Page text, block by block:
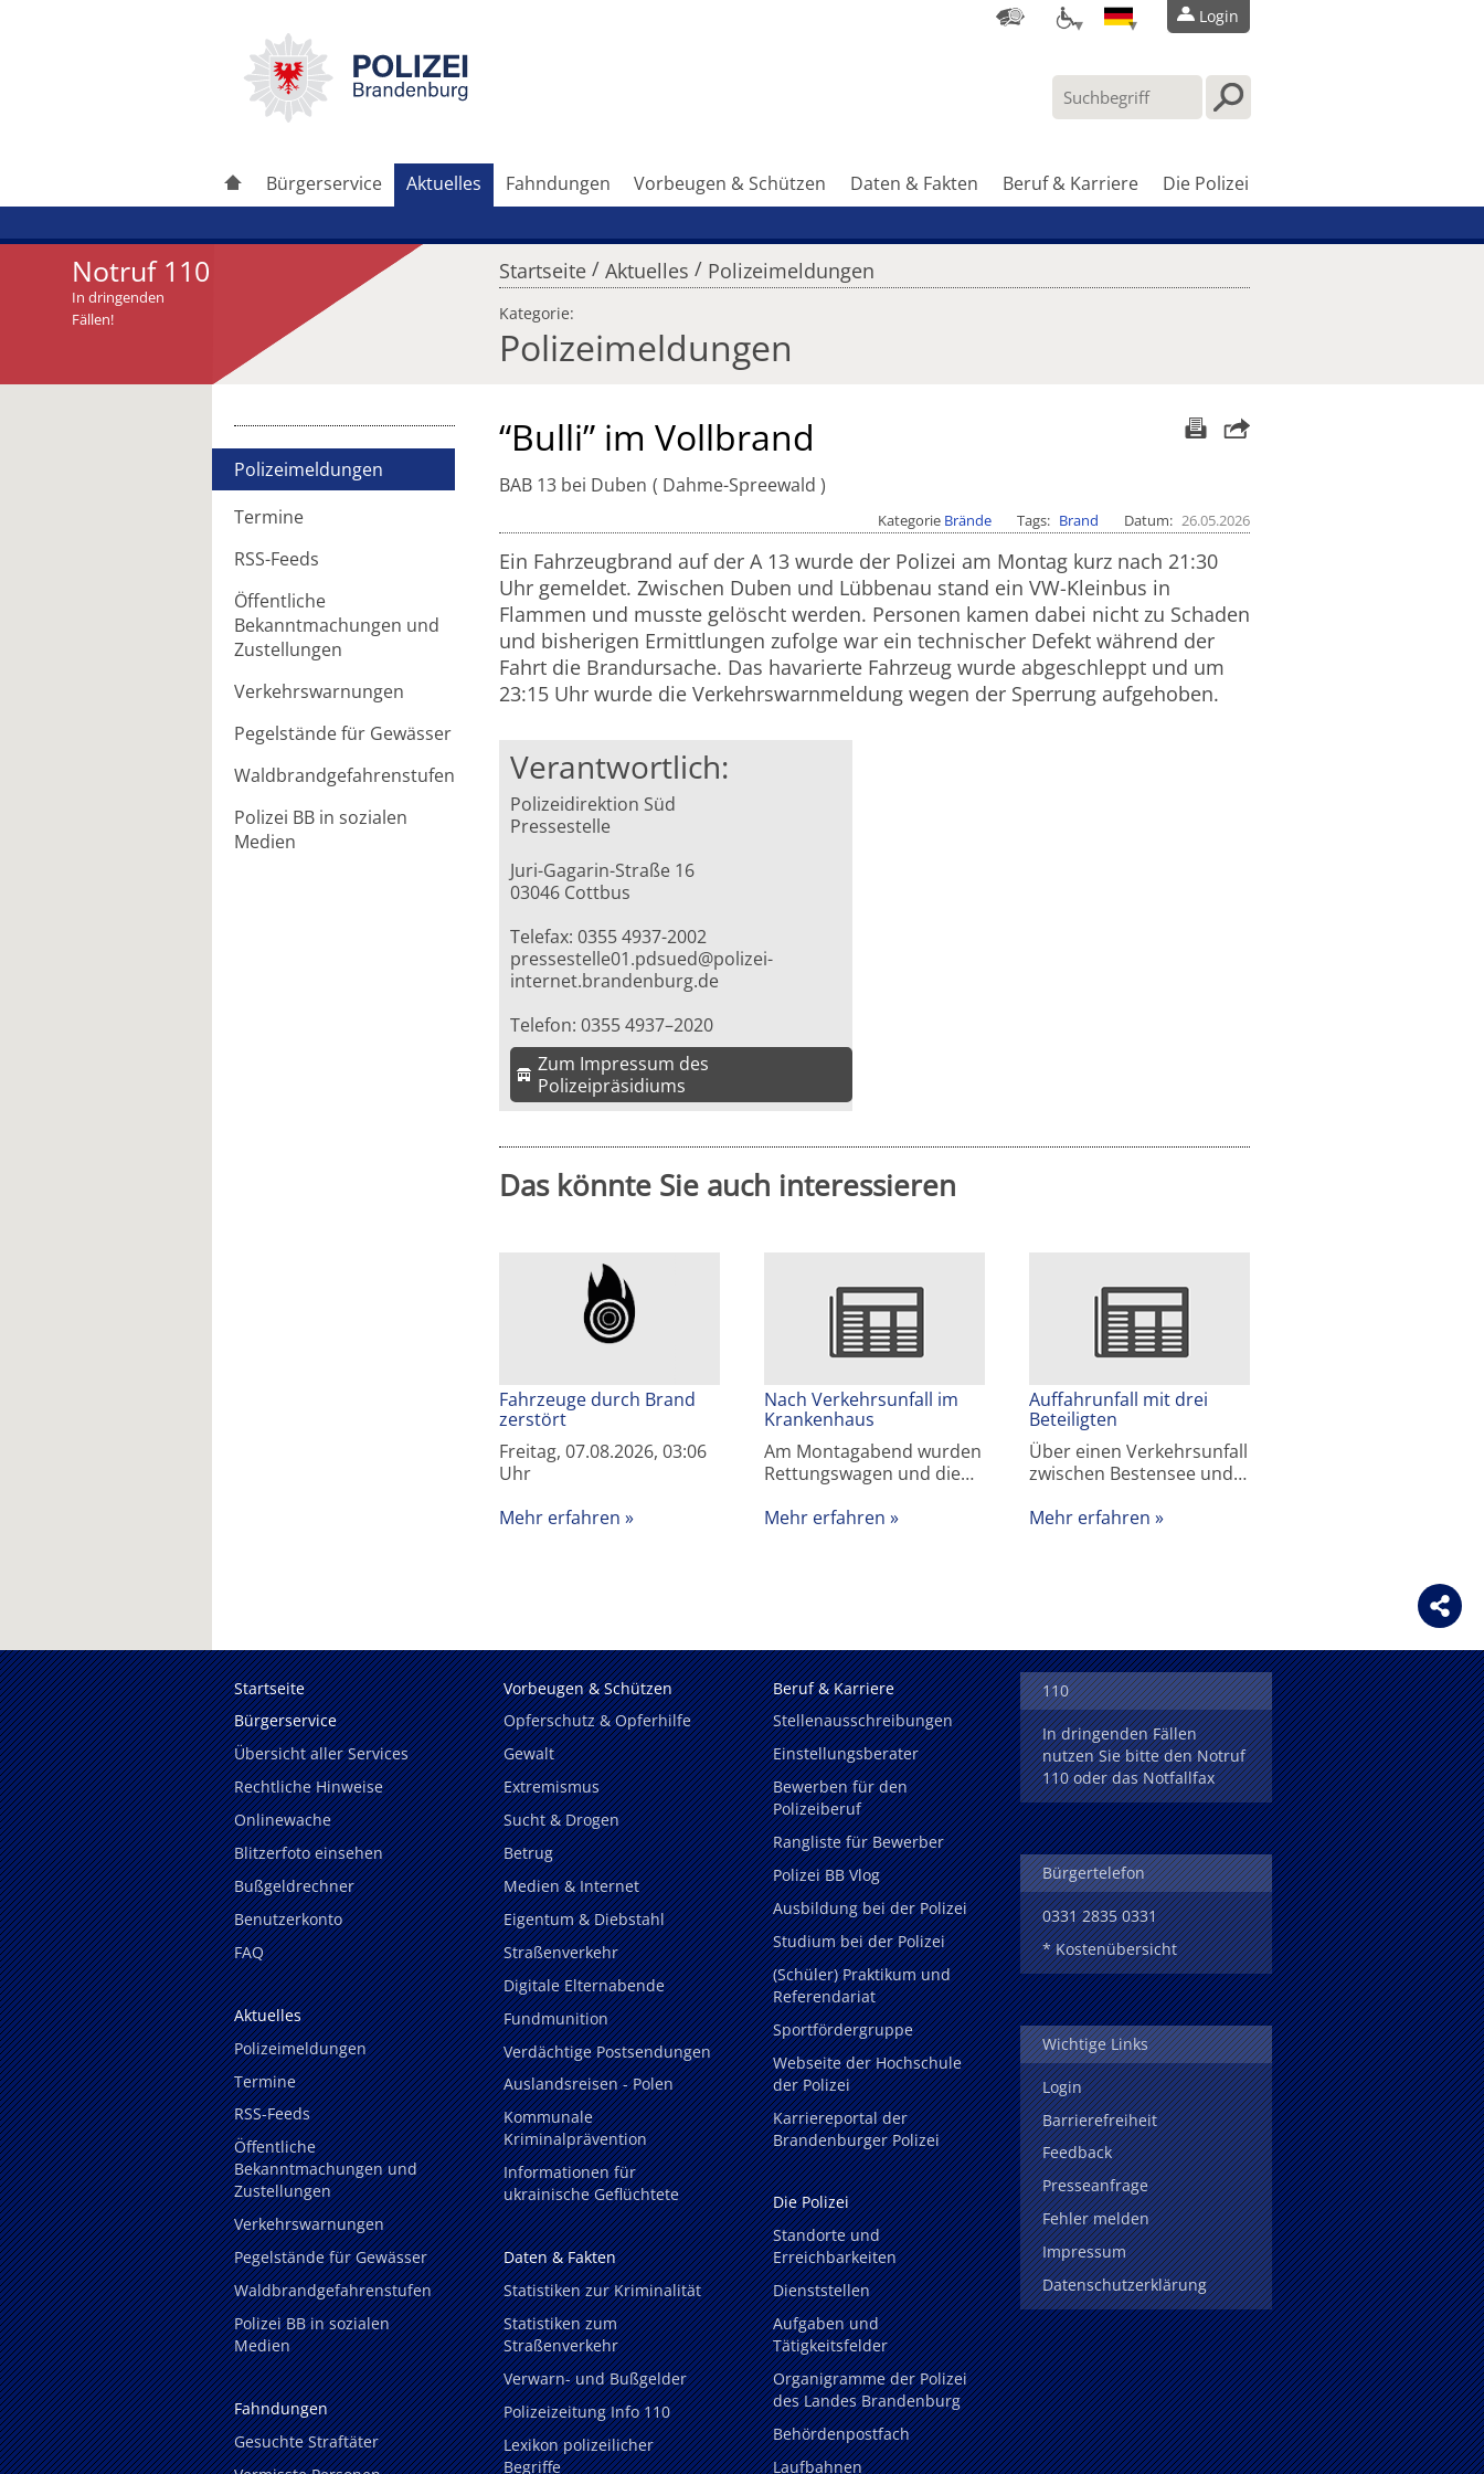
Login
Bürgerservice Aktuelles Fahndungen Vorbeugen & Schützen Daten & Fakten Beruf & Karriere Die Polizei
Notruf 110
In dringenden
Fällen!
Startseite / Aktuelles / Polizeimeldungen
Kategorie:
Polizeimeldungen
Polizeimeldungen
Termine
RSS-Feeds
Öffentliche
Bekanntmachungen und
Zustellungen
Verkehrswarnungen
Pegelstände für Gewässer
Waldbrandgefahrenstufen
Polizei BB in sozialen
Medien
Artikel weiterleiten “Bulli” im Vollbrand
BAB 13 bei Duben Dahme-Spreewald
Kategorie Brände Tags Brand Datum 26.05.2026
Ein Fahrzeugbrand auf der A 13 wurde der Polizei am Montag kurz nach 21:30
Uhr gemeldet. Zwischen Duben und Lübbenau stand ein VW-Kleinbus in
Flammen und musste gelöscht werden. Personen kamen dabei nicht zu Schaden
und bisherigen Ermittlungen zufolge war ein technischer Defekt während der
Fahrt die Brandursache. Das havarierte Fahrzeug wurde abgeschleppt und um
23:15 Uhr wurde die Verkehrswarnmeldung wegen der Sperrung aufgehoben.
Verantwortlich:
Polizeidirektion Süd
Pressestelle
Juri-Gagarin-Straße 16
03046 Cottbus
Telefax: 0355 4937-2002
pressestelle01.pdsued@polizei-
internet.brandenburg.de
Telefon: 0355 4937–2020
Zum Impressum des
Polizeipräsidiums
Das könnte Sie auch interessieren
Fahrzeuge durch Brand
zerstört
Freitag, 07.08.2026, 03:06
Uhr
Mehr erfahren
Nach Verkehrsunfall im
Krankenhaus
Am Montagabend wurden
Rettungswagen und die…
Mehr erfahren
Auffahrunfall mit drei
Beteiligten
Über einen Verkehrsunfall
zwischen Bestensee und…
Mehr erfahren
Startseite
Bürgerservice
Übersicht aller Services
Rechtliche Hinweise
Onlinewache
Blitzerfoto einsehen
Bußgeldrechner
Benutzerkonto
FAQ
Aktuelles
Polizeimeldungen
Termine
RSS-Feeds
Öffentliche
Bekanntmachungen und
Zustellungen
Verkehrswarnungen
Pegelstände für Gewässer
Waldbrandgefahrenstufen
Polizei BB in sozialen
Medien
Fahndungen
Gesuchte Straftäter
Vorbeugen & Schützen
Opferschutz & Opferhilfe
Gewalt
Extremismus
Sucht & Drogen
Betrug
Medien & Internet
Eigentum & Diebstahl
Straßenverkehr
Digitale Elternabende
Fundmunition
Verdächtige Postsendungen
Auslandsreisen - Polen
Kommunale
Kriminalprävention
Informationen für
ukrainische Geflüchtete
Daten & Fakten
Statistiken zur Kriminalität
Statistiken zum
Straßenverkehr
Verwarn- und Bußgelder
Polizeizeitung Info 110
Lexikon polizeilicher
Begriffe
Beruf & Karriere
Stellenausschreibungen
Einstellungsberater
Bewerben für den
Polizeiberuf
Rangliste für Bewerber
Polizei BB Vlog
Ausbildung bei der Polizei
Studium bei der Polizei
(Schüler) Praktikum und
Referendariat
Sportfördergruppe
Webseite der Hochschule
der Polizei
Karriereportal der
Brandenburger Polizei
Die Polizei
Standorte und
Erreichbarkeiten
Dienststellen
Aufgaben und
Tätigkeitsfelder
Organigramme der Polizei
des Landes Brandenburg
Behördenpostfach
Laufbahnen
110
In dringenden Fällen
nutzen Sie bitte den Notruf
110 oder das Notfallfax
Bürgertelefon
0331 2835 0331
* Kostenübersicht
Wichtige Links
Login
Barrierefreiheit
Feedback
Presseanfrage
Fehler melden
Impressum
Datenschutzerklärung